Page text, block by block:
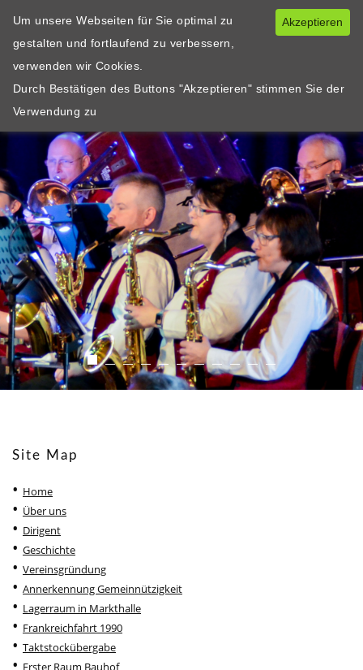
Site Map
Home
Über uns
Dirigent
Geschichte
Vereinsgründung
Annerkennung Gemeinnützigkeit
Lagerraum in Markthalle
Frankreichfahrt 1990
Taktstockübergabe
Erster Raum Bauhof
Akzeptieren
Um unsere Webseiten für Sie optimal zu
gestalten und fortlaufend zu verbessern,
verwenden wir Cookies.
Durch Bestätigen des Buttons "Akzeptieren" stimmen Sie der
Verwendung zu